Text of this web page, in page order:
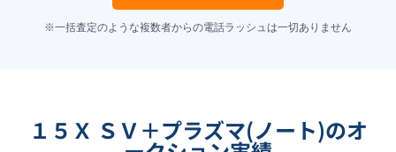
※一括査定のような複数者からの電話ラッシュは一切ありません
１５Ｘ ＳＶ＋プラズマ(ノート)のオ